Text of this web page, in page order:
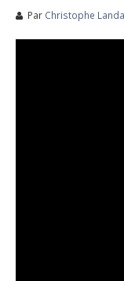
Par Christophe